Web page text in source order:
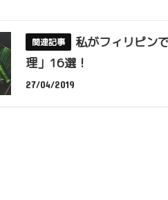
私がフィリピン
理」16選！
27/04/2019